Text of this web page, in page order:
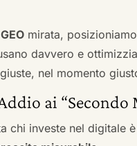
mirata,
davvero e
nel momento
ai “Secondo
chi investe nel digitale